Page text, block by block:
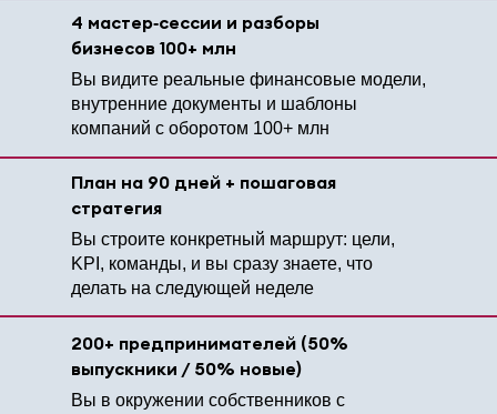
4 мастер‑сессии и разборы
бизнесов 100+ млн
План на 90 дней + пошаговая
стратегия
200+ предпринимателей (50%
выпускники / 50% новые)
Вы видите реальные финансовые модели,
внутренние документы и шаблоны
компаний с оборотом 100+ млн
Вы строите конкретный маршрут: цели,
KPI, команды, и вы сразу знаете, что
делать на следующей неделе
Вы в окружении собственников с